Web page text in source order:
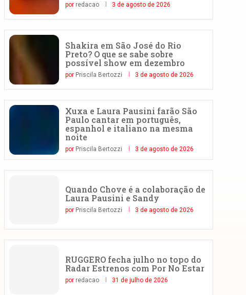
por redacao 3 de agosto de 2026
Shakira em São José do Rio
Preto? O que se sabe sobre
possível show em dezembro
por Priscila Bertozzi 3 de agosto de 2026
Xuxa e Laura Pausini farão São
Paulo cantar em português,
espanhol e italiano na mesma
noite
por Priscila Bertozzi 3 de agosto de 2026
Quando Chove é a colaboração de
Laura Pausini e Sandy
por Priscila Bertozzi 3 de agosto de 2026
RUGGERO fecha julho no topo do
Radar Estrenos com Por No Estar
por redacao 31 de julho de 2026